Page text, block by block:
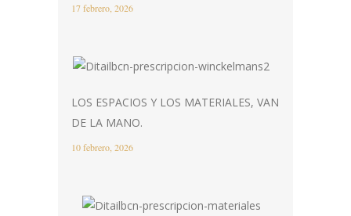
17 febrero, 2026
LOS ESPACIOS Y LOS MATERIALES, VAN
DE LA MANO.
10 febrero, 2026